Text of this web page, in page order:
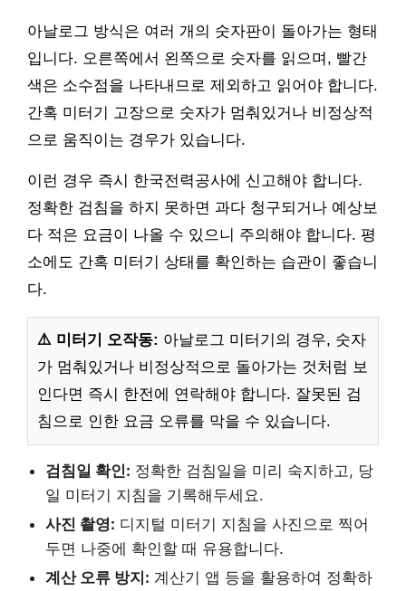
아날로그 방식은 여러 개의 숫자판이 돌아가는 형태
입니다. 오른쪽에서 왼쪽으로 숫자를 읽으며, 빨간
색은 소수점을 나타내므로 제외하고 읽어야 합니다.
간혹 미터기 고장으로 숫자가 멈춰있거나 비정상적
으로 움직이는 경우가 있습니다.
이런 경우 즉시 한국전력공사에 신고해야 합니다.
정확한 검침을 하지 못하면 과다 청구되거나 예상보
다 적은 요금이 나올 수 있으니 주의해야 합니다. 평
소에도 간혹 미터기 상태를 확인하는 습관이 좋습니
다.
⚠️ 미터기 오작동: 아날로그 미터기의 경우, 숫자
가 멈춰있거나 비정상적으로 돌아가는 것처럼 보
인다면 즉시 한전에 연락해야 합니다. 잘못된 검
침으로 인한 요금 오류를 막을 수 있습니다.
검침일 확인: 정확한 검침일을 미리 숙지하고, 당
일 미터기 지침을 기록해두세요.
사진 촬영: 디지털 미터기 지침을 사진으로 찍어
두면 나중에 확인할 때 유용합니다.
계산 오류 방지: 계산기 앱 등을 활용하여 정확하